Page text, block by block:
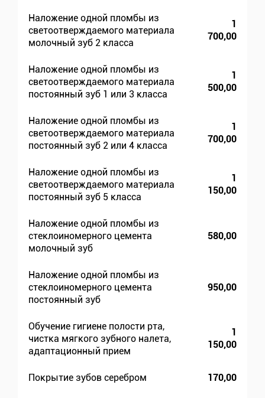
Наложение одной пломбы из
светоотверждаемого материала
молочный зуб 2 класса
1
700,00
Наложение одной пломбы из
светоотверждаемого материала
постоянный зуб 1 или 3 класса
1
500,00
Наложение одной пломбы из
светоотверждаемого материала
постоянный зуб 2 или 4 класса
1
700,00
Наложение одной пломбы из
светоотверждаемого материала
постоянный зуб 5 класса
1
150,00
Наложение одной пломбы из
стеклоиномерного цемента
молочный зуб
580,00
Наложение одной пломбы из
стеклоиномерного цемента
постоянный зуб
950,00
Обучение гигиене полости рта,
чистка мягкого зубного налета,
адаптационный прием
1
150,00
Покрытие зубов серебром 170,00